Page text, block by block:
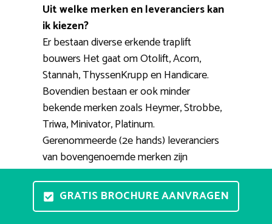
Uit welke merken en leveranciers kan
ik kiezen?
Er bestaan diverse erkende traplift
bouwers Het gaat om Otolift, Acorn,
Stannah, ThyssenKrupp en Handicare.
Bovendien bestaan er ook minder
bekende merken zoals Heymer, Strobbe,
Triwa, Minivator, Platinum.
Gerenommeerde (2e hands) leveranciers
van bovengenoemde merken zijn
RecentLift, Smienk, Vegro, 123traplift,
TipTop.GRATIS BROCHURE AANVRAGEN